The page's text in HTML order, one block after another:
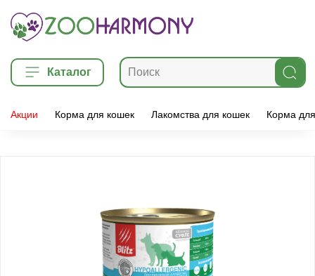
Каталог
Акции Корма для кошек Лакомства для кошек Корма